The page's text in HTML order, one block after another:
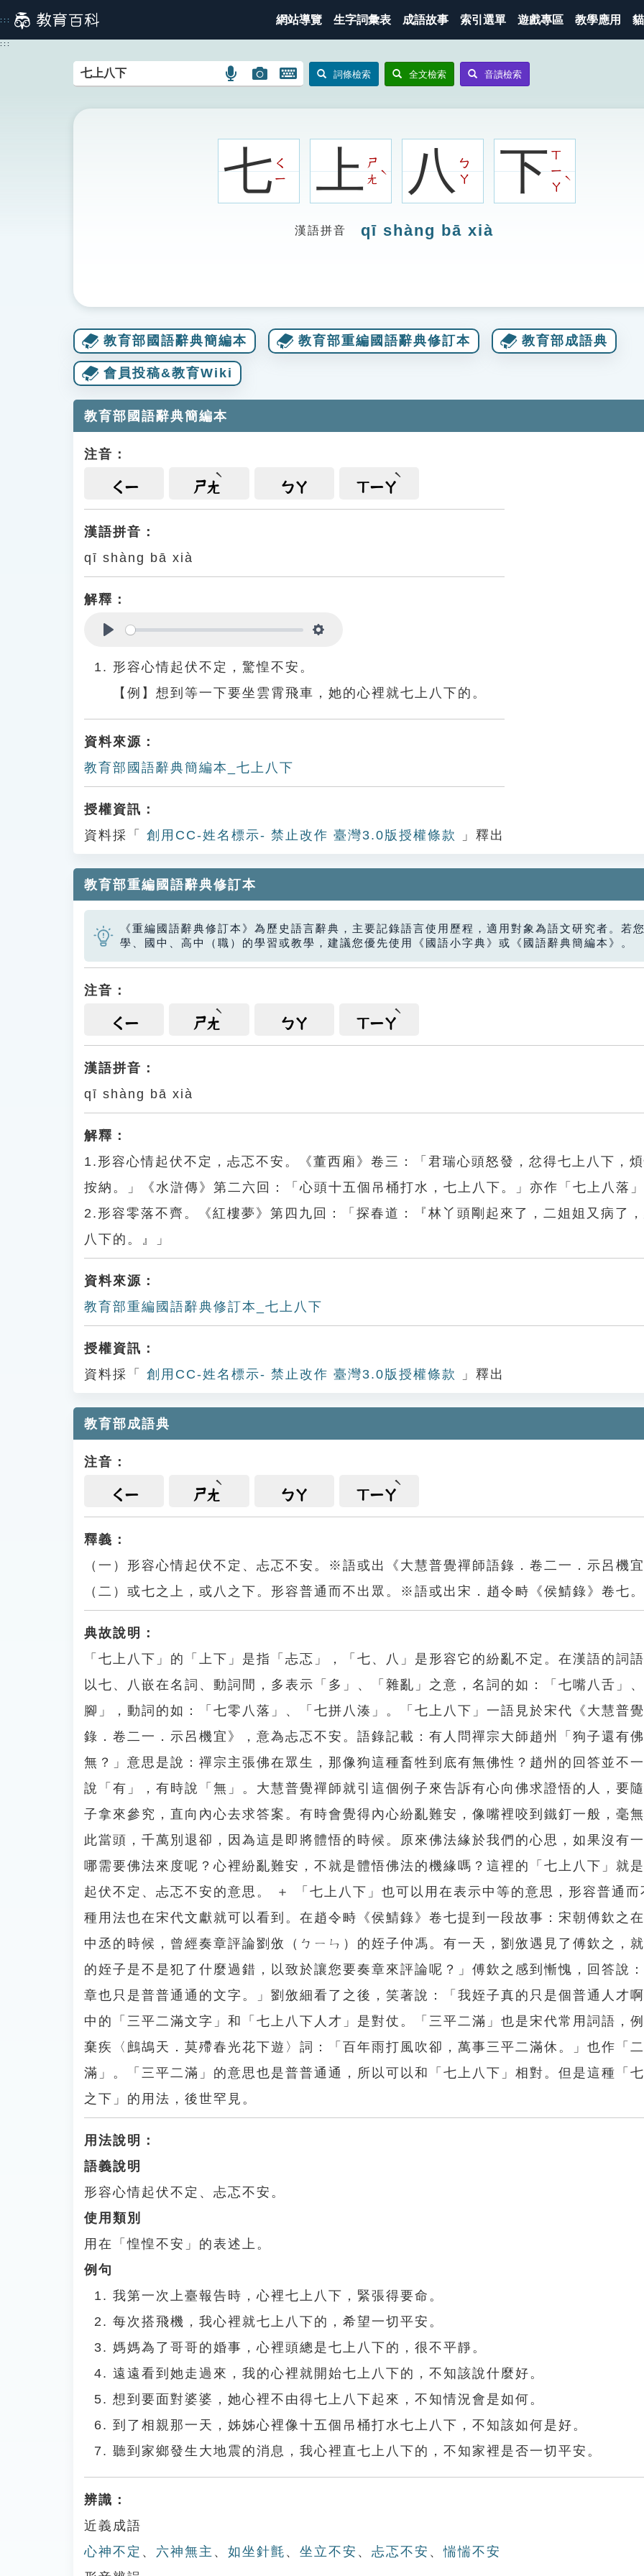
到
主
::: 網站導覽 生字詞彙表 成語故事 索引選單 遊戲專區 教學應用
:::
語
搜
圖
圖
搜
圖
示
開
鍵
圖
詞條檢索 全文檢索 音讀檢索
七ㄑ
ㄧ
上ㄕ
ㄤ
ˋ 八ㄅ
ㄚ
下ㄒ
ㄧ
ㄚ
ˋ
漢語拼音 qī shàng bā xià
教育部國語辭典簡編本 教育部重編國語辭典修訂本 教育部成語典
會員投稿&教育Wiki
教育部國語辭典簡編本
注音：
ㄑㄧ ㄕㄤ ㄅㄚ ㄒㄧㄚ
漢語拼音：
qī shàng bā xià
解釋：
形容心情起伏不定，驚惶不安。
【例】想到等一下要坐雲霄飛車，她的心裡就七上八下的。
資料來源：
教育部國語辭典簡編本_七上八下
授權資訊：
資料採「
創用CC-姓名標示- 禁止改作 臺灣3.0版授權條款 」釋出
教育部重編國語辭典修訂本
《重編國語辭典修訂本》為歷史語言辭典，主要記錄語言使用歷程，適用對象為語文研究者。若
學、國中、高中（職）的學習或教學，建議您優先使用《國語小字典》或《國語辭典簡編本》。
注音：
ㄑㄧ ㄕㄤ ㄅㄚ ㄒㄧㄚ
漢語拼音：
qī shàng bā xià
解釋：
1.形容心情起伏不定，忐忑不安。《董西廂》卷三：「君瑞心頭怒發，忿得七上八下，
按納。」《水滸傳》第二六回：「心頭十五個吊桶打水，七上八下。」亦作「七上八落」
2.形容零落不齊。《紅樓夢》第四九回：「探春道：『林丫頭剛起來了，二姐姐又病了
八下的。』」
資料來源：
教育部重編國語辭典修訂本_七上八下
授權資訊：
資料採「
創用CC-姓名標示- 禁止改作 臺灣3.0版授權條款 」釋出
教育部成語典
注音：
ㄑㄧ ㄕㄤ ㄅㄚ ㄒㄧㄚ
釋義：
（一）形容心情起伏不定、忐忑不安。※語或出《大慧普覺禪師語錄．卷二一．示呂機宜
（二）或七之上，或八之下。形容普通而不出眾。※語或出宋．趙令畤《侯鯖錄》卷七。
典故說明：
「七上八下」的「上下」是指「忐忑」，「七、八」是形容它的紛亂不定。在漢語的詞
以七、八嵌在名詞、動詞間，多表示「多」、「雜亂」之意，名詞的如：「七嘴八舌」
腳」，動詞的如：「七零八落」、「七拼八湊」。「七上八下」一語見於宋代《大慧普
錄．卷二一．示呂機宜》，意為忐忑不安。語錄記載：有人問禪宗大師趙州「狗子還有
無？」意思是說：禪宗主張佛在眾生，那像狗這種畜牲到底有無佛性？趙州的回答並不
說「有」，有時說「無」。大慧普覺禪師就引這個例子來告訴有心向佛求證悟的人，要
子拿來參究，直向內心去求答案。有時會覺得內心紛亂難安，像嘴裡咬到鐵釘一般，毫
此當頭，千萬別退卻，因為這是即將體悟的時候。原來佛法緣於我們的心思，如果沒有一
哪需要佛法來度呢？心裡紛亂難安，不就是體悟佛法的機緣嗎？這裡的「七上八下」就
起伏不定、忐忑不安的意思。 ＋ 「七上八下」也可以用在表示中等的意思，形容普通而
種用法也在宋代文獻就可以看到。在趙令畤《侯鯖錄》卷七提到一段故事：宋朝傅欽之
中丞的時候，曾經奏章評論劉攽（ㄅㄧㄣ）的姪子仲馮。有一天，劉攽遇見了傅欽之，
的姪子是不是犯了什麼過錯，以致於讓您要奏章來評論呢？」傅欽之感到慚愧，回答說
章也只是普普通通的文字。」劉攽細看了之後，笑著說：「我姪子真的只是個普通人才
中的「三平二滿文字」和「七上八下人才」是對仗。「三平二滿」也是宋代常用詞語，
棄疾〈鷓鴣天．莫殢春光花下遊〉詞：「百年雨打風吹卻，萬事三平二滿休。」也作「
滿」。「三平二滿」的意思也是普普通通，所以可以和「七上八下」相對。但是這種「
之下」的用法，後世罕見。
用法說明：
語義說明
形容心情起伏不定、忐忑不安。
使用類別
用在「惶惶不安」的表述上。
例句
我第一次上臺報告時，心裡七上八下，緊張得要命。
每次搭飛機，我心裡就七上八下的，希望一切平安。
媽媽為了哥哥的婚事，心裡頭總是七上八下的，很不平靜。
遠遠看到她走過來，我的心裡就開始七上八下的，不知該說什麼好。
想到要面對婆婆，她心裡不由得七上八下起來，不知情況會是如何。
到了相親那一天，姊姊心裡像十五個吊桶打水七上八下，不知該如何是好。
聽到家鄉發生大地震的消息，我心裡直七上八下的，不知家裡是否一切平安。
辨識：
近義成語
心神不定 、 六神無主 、 如坐針氈 、 坐立不安 、 忐忑不安 、惴惴不安